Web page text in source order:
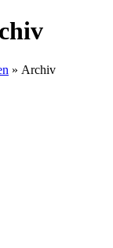
» Archiv